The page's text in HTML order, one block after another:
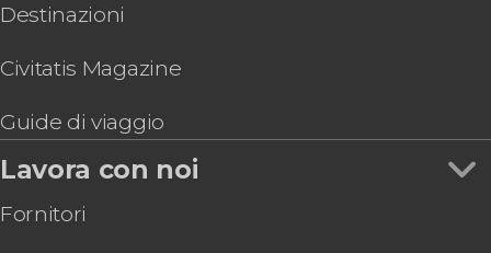
Destinazioni
Civitatis Magazine
Guide di viaggio
Lavora con noi
Fornitori